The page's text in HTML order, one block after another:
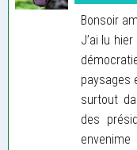
Bonsoir
J’ai lu
paysages
surtout
des